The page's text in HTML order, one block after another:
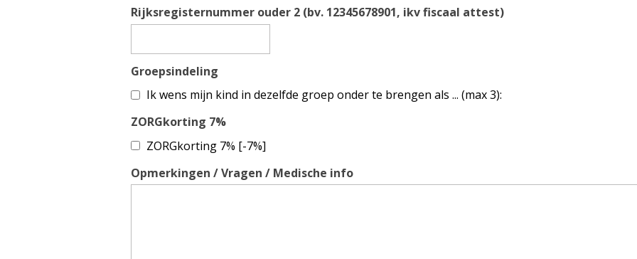
Rijksregisternummer ouder 2 (bv. 12345678901, ikv fiscaal attest)
Groepsindeling
Ik wens mijn kind in dezelfde groep onder te brengen als ... (max 3):
ZORGkorting 7%
ZORGkorting 7% [-7%]
Opmerkingen / Vragen / Medische info